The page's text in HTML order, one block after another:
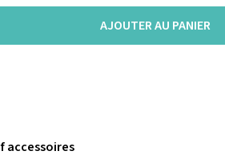
AJOUTER AU PANIER
accessoires